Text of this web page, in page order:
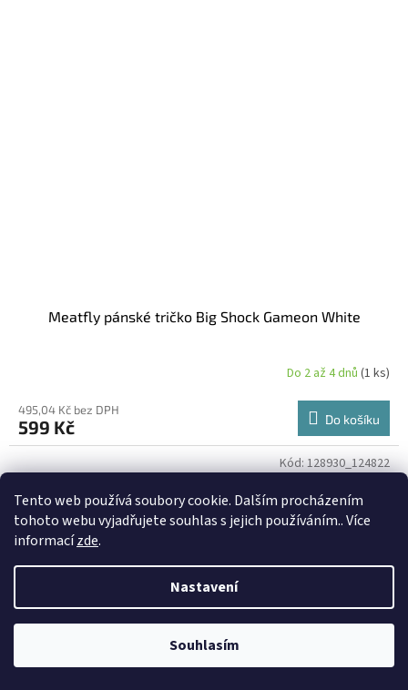
Tento web používá soubory cookie. Dalším procházením
tohoto webu vyjadřujete souhlas s jejich používáním.. Více
informacízde.
Nastavení
Souhlasím
Meatfly pánské tričko Big Shock Gameon White
Do 2 až 4 dnů (1 ks)
495,04 Kč bez DPH
599 Kč Do košíku
Kód:128930_124822